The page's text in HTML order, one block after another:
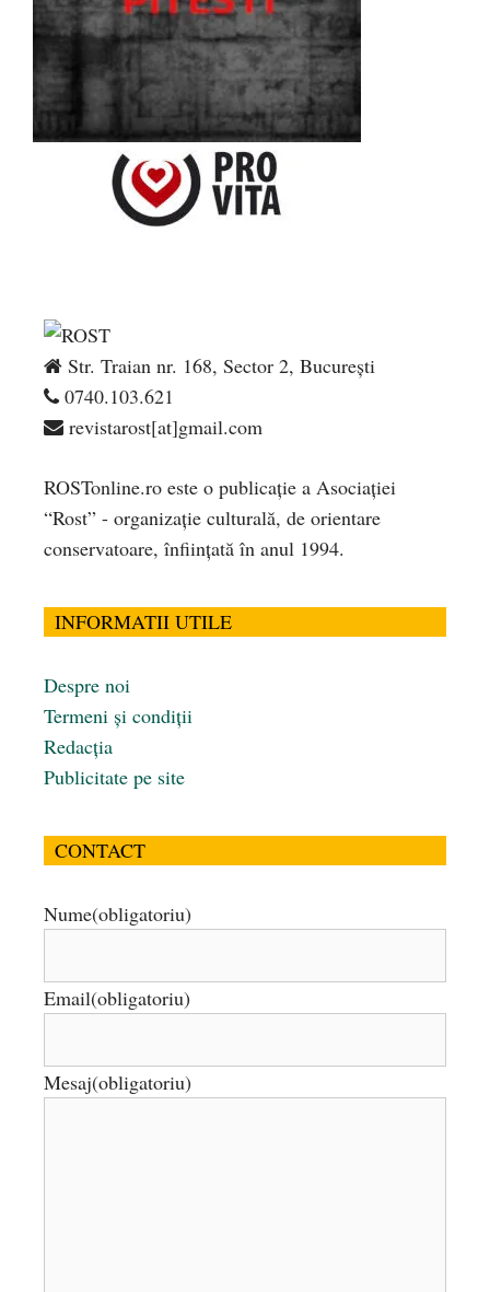
Str. Traian nr. 168, Sector 2, București
0740.103.621
revistarost[at]gmail.com
ROSTonline.ro este o publicaţie a Asociaţiei
“Rost” - organizaţie culturală, de orientare
conservatoare, înfiinţată în anul 1994.
INFORMATII UTILE
Despre noi
Termeni și condiții
Redacția
Publicitate pe site
CONTACT
Nume(obligatoriu)
Email(obligatoriu)
Mesaj(obligatoriu)